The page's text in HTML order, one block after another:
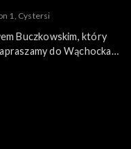
1, Cystersi
Buczkowskim, który
do Wąchocka.
dowcipy o nim.